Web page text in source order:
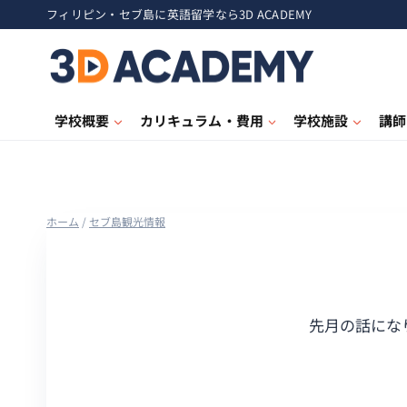
フィリピン・セブ島に英語留学なら3D ACADEMY
学校概要 カリキュラム・費用 学校施設 講師
ホーム / セブ島観光情報
先月の話にな